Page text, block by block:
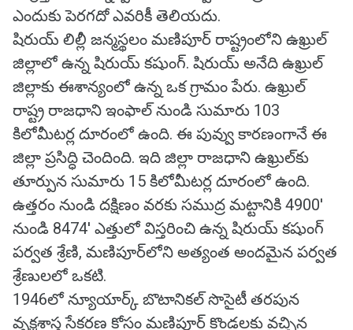
ఎందుకు పెరగదో ఎవరికీ తెలియదు.
షిరుయ్ లిల్లీ జన్మస్థలం మణిపూర్ రాష్ట్రంలోని ఉఖ్రుల్
జిల్లాలో ఉన్న షిరుయ్ కషుంగ్. షిరుయ్ అనేది ఉఖ్రుల్
జిల్లాకు ఈశాన్యంలో ఉన్న ఒక గ్రామం పేరు. ఉఖ్రుల్
రాష్ట్ర రాజధాని ఇంఫాల్ నుండి సుమారు 103
కిలోమీటర్ల దూరంలో ఉంది. ఈ పువ్వు కారణంగానే ఈ
జిల్లా ప్రసిద్ధి చెందింది. ఇది జిల్లా రాజధాని ఉఖ్రుల్‌కు
తూర్పున సుమారు 15 కిలోమీటర్ల దూరంలో ఉంది.
ఉత్తరం నుండి దక్షిణం వరకు సముద్ర మట్టానికి 4900'
నుండి 8474' ఎత్తులో విస్తరించి ఉన్న షిరుయ్ కషుంగ్
పర్వత శ్రేణి, మణిపూర్‌లోని అత్యంత అందమైన పర్వత
శ్రేణులలో ఒకటి.
1946లో న్యూయార్క్ బొటానికల్ సొసైటీ తరపున
వృక్షశాస్త్ర సేకరణ కోసం మణిపూర్ కొండలకు వచ్చిన